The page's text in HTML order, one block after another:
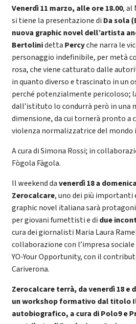
Venerdì 11 marzo, alle ore 18.00, al
si tiene la presentazione di Da sola
nuova graphic novel dell’artista
Bertolinidetta Percyche narra le
personaggio indefinibile, per metà
rosa, che viene catturato dalle
in quanto diverso e trascinato in un
perché potenzialmente pericoloso;
dall’istituto lo condurrà però in una
dimensione, da cui tornerà pronto a
violenza normalizzatrice del mondo
A cura di Simona Rossi; in
Fògola Fàgola.
Il weekend davenerdì 18 a
Zerocalcare, uno dei più importanti
graphic novel italiana sarà
per giovani fumettisti e di due
cura dei giornalisti Maria Laura
collaborazione con l’impresa
YO-Your Opportunity, con il
Cariverona.
Zerocalcare terrà, da venerdì 18 e
un workshop formativo dal titolo
autobiografico, a cura di Polo9 e